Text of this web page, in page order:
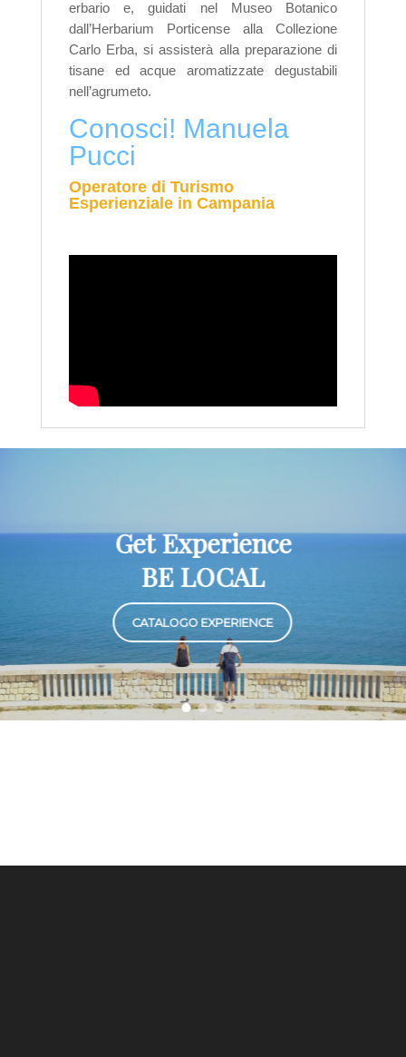
erbario e, guidati nel Museo Botanico
dall’Herbarium Porticense alla Collezione
Carlo Erba, si assisterà alla preparazione di
tisane ed acque aromatizzate degustabili
nell’agrumeto.
Conosci! Manuela
Pucci
Operatore di Turismo
Esperienziale in Campania
Get Experience
BE LOCAL
CATALOGO EXPERIENCE